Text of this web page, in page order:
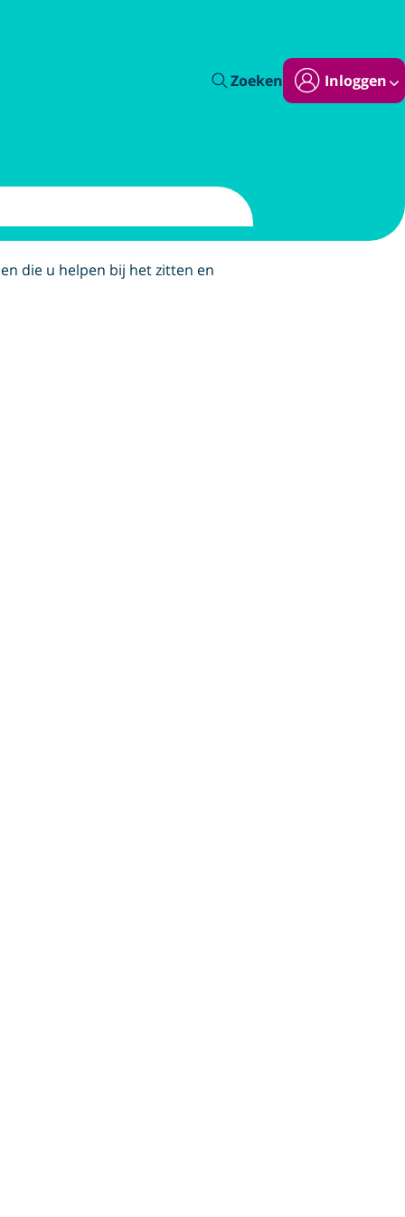
Zoeken Inloggen
die u helpen bij het zitten en